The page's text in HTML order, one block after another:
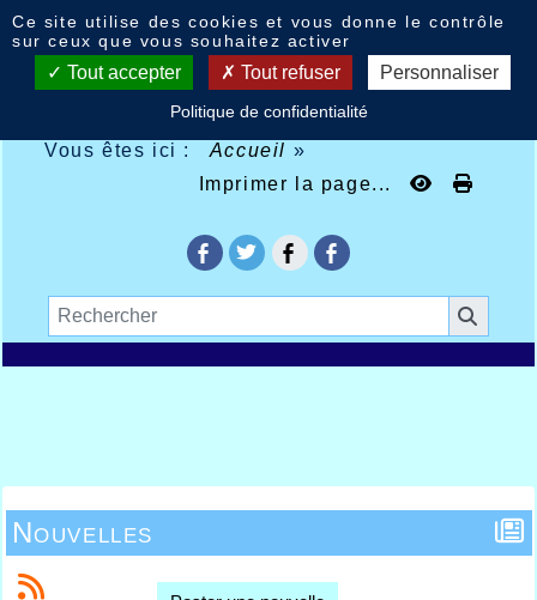
Vous êtes ici : Accueil »
Imprimer la page...
Nouvelles
Ce site utilise des cookies et vous donne le contrôle
sur ceux que vous souhaitez activer
Tout accepter Tout refuser Personnaliser
Politique de confidentialité